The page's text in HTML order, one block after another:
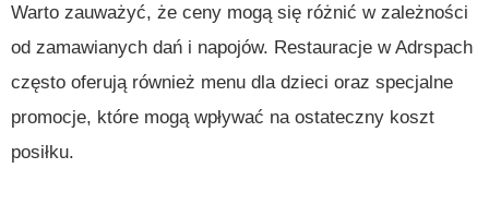
Warto zauważyć, że ceny mogą się różnić w zależności
od zamawianych dań i napojów. Restauracje w Adrspach
często oferują również menu dla dzieci oraz specjalne
promocje, które mogą wpływać na ostateczny koszt
posiłku.